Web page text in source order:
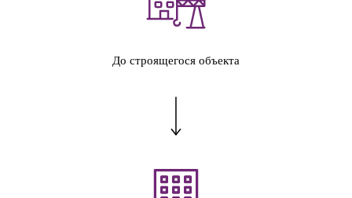
До строящегося объекта